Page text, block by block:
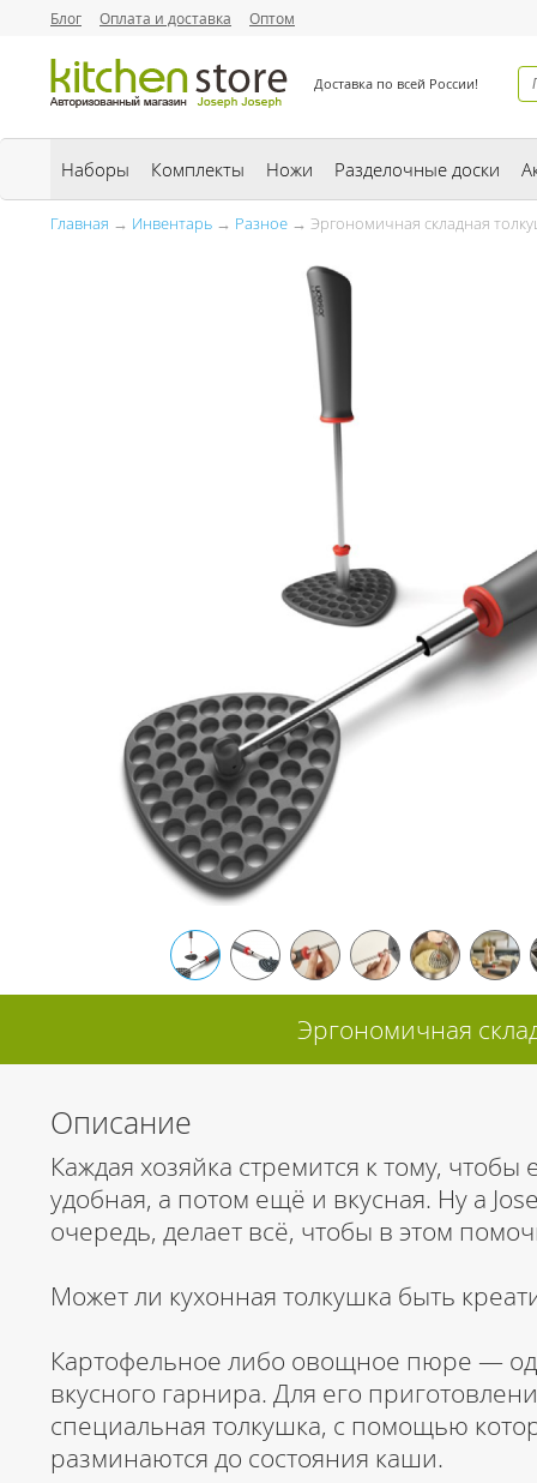
Блог Оплата и доставка Оптом
Доставка по всей России!
Наборы Комплекты Ножи Разделочные доски
Главная → Инвентарь → Разное → Эргономичная складная
Эргономичная
Описание
Каждая хозяйка стремится к тому, чтобы
удобная, а потом ещё и вкусная. Ну а
очередь, делает всё, чтобы в этом
Может ли кухонная толкушка быть
Картофельное либо овощное пюре —
вкусного гарнира. Для его
специальная толкушка, с помощью
разминаются до состояния каши.